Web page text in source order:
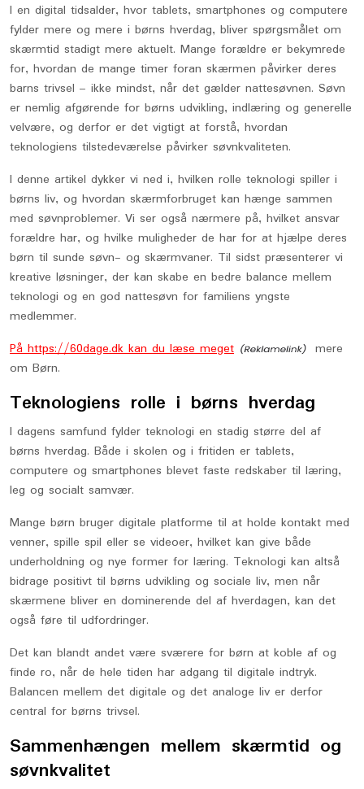
I en digital tidsalder, hvor tablets, smartphones og computere
fylder mere og mere i børns hverdag, bliver spørgsmålet om
skærmtid stadigt mere aktuelt. Mange forældre er bekymrede
for, hvordan de mange timer foran skærmen påvirker deres
barns trivsel – ikke mindst, når det gælder nattesøvnen. Søvn
er nemlig afgørende for børns udvikling, indlæring og generelle
velvære, og derfor er det vigtigt at forstå, hvordan
teknologiens tilstedeværelse påvirker søvnkvaliteten.
I denne artikel dykker vi ned i, hvilken rolle teknologi spiller i
børns liv, og hvordan skærmforbruget kan hænge sammen
med søvnproblemer. Vi ser også nærmere på, hvilket ansvar
forældre har, og hvilke muligheder de har for at hjælpe deres
børn til sunde søvn- og skærmvaner. Til sidst præsenterer vi
kreative løsninger, der kan skabe en bedre balance mellem
teknologi og en god nattesøvn for familiens yngste
medlemmer.
På https://60dage.dk kan du læse meget
mere
om Børn.
Teknologiens rolle i børns hverdag
I dagens samfund fylder teknologi en stadig større del af
børns hverdag. Både i skolen og i fritiden er tablets,
computere og smartphones blevet faste redskaber til læring,
leg og socialt samvær.
Mange børn bruger digitale platforme til at holde kontakt med
venner, spille spil eller se videoer, hvilket kan give både
underholdning og nye former for læring. Teknologi kan altså
bidrage positivt til børns udvikling og sociale liv, men når
skærmene bliver en dominerende del af hverdagen, kan det
også føre til udfordringer.
Det kan blandt andet være sværere for børn at koble af og
finde ro, når de hele tiden har adgang til digitale indtryk.
Balancen mellem det digitale og det analoge liv er derfor
central for børns trivsel.
Sammenhængen mellem skærmtid og
søvnkvalitet